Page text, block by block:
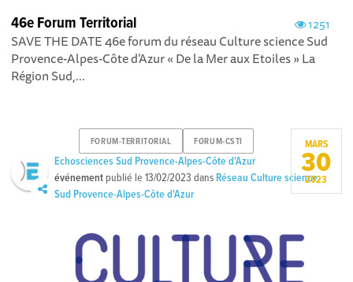
1251
46e Forum Territorial
SAVE THE DATE 46e forum du réseau Culture science Sud
Provence-Alpes-Côte d’Azur « De la Mer aux Etoiles » La
Région Sud,...
FORUM-TERRITORIAL FORUM-CSTI
Echosciences Sud Provence-Alpes-Côte d'Azur
événement publié le13/02/2023 dans Réseau Culture science
Sud Provence-Alpes-Côte d'Azur
MARS
30
2023